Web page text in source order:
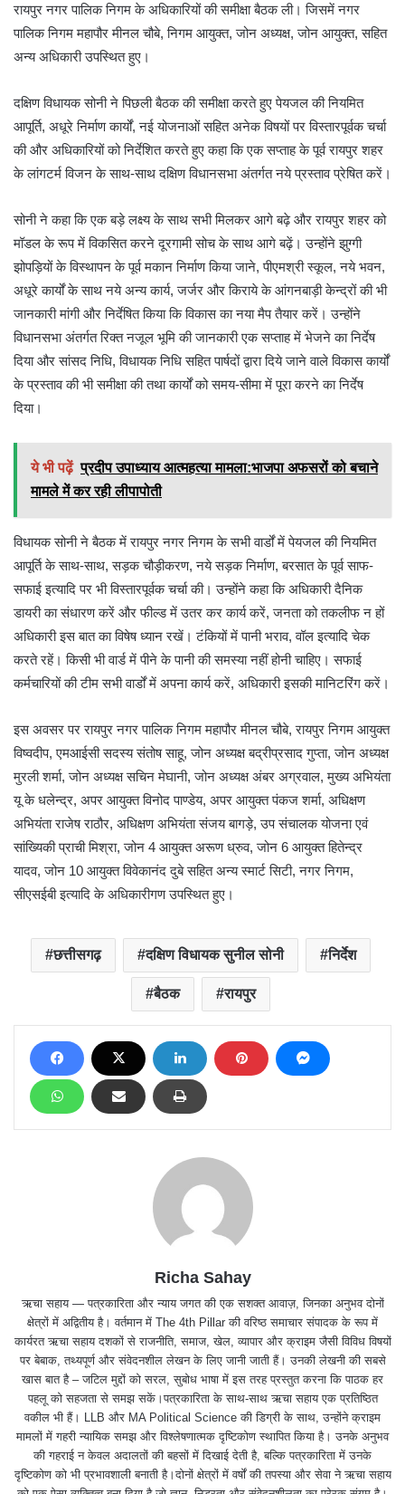
रायपुर नगर पालिक निगम के अधिकारियों की समीक्षा बैठक ली। जिसमें नगर
पालिक निगम महापौर मीनल चौबे, निगम आयुक्त, जोन अध्यक्ष, जोन आयुक्त, सहित
अन्य अधिकारी उपस्थित हुए।
दक्षिण विधायक सोनी ने पिछली बैठक की समीक्षा करते हुए पेयजल की नियमित
आपूर्ति, अधूरे निर्माण कार्यों, नई योजनाओं सहित अनेक विषयों पर विस्तारपूर्वक चर्चा
की और अधिकारियों को निर्देशित करते हुए कहा कि एक सप्ताह के पूर्व रायपुर शहर
के लांगटर्म विजन के साथ-साथ दक्षिण विधानसभा अंतर्गत नये प्रस्ताव प्रेषित करें।
सोनी ने कहा कि एक बड़े लक्ष्य के साथ सभी मिलकर आगे बढ़े और रायपुर शहर को
मॉडल के रूप में विकसित करने दूरगामी सोच के साथ आगे बढ़ें। उन्होंने झुग्गी
झोपड़ियों के विस्थापन के पूर्व मकान निर्माण किया जाने, पीएमश्री स्कूल, नये भवन,
अधूरे कार्यों के साथ नये अन्य कार्य, जर्जर और किराये के आंगनबाड़ी केन्द्रों की भी
जानकारी मांगी और निर्देषित किया कि विकास का नया मैप तैयार करें। उन्होंने
विधानसभा अंतर्गत रिक्त नजूल भूमि की जानकारी एक सप्ताह में भेजने का निर्देष
दिया और सांसद निधि, विधायक निधि सहित पार्षदों द्वारा दिये जाने वाले विकास कार्यों
के प्रस्ताव की भी समीक्षा की तथा कार्यों को समय-सीमा में पूरा करने का निर्देष
दिया।
ये भी पढ़ें प्रदीप उपाध्याय आत्महत्या मामला:भाजपा अफसरों को बचाने
मामले में कर रही लीपापोती
विधायक सोनी ने बैठक में रायपुर नगर निगम के सभी वार्डों में पेयजल की नियमित
आपूर्ति के साथ-साथ, सड़क चौड़ीकरण, नये सड़क निर्माण, बरसात के पूर्व साफ-
सफाई इत्यादि पर भी विस्तारपूर्वक चर्चा की। उन्होंने कहा कि अधिकारी दैनिक
डायरी का संधारण करें और फील्ड में उतर कर कार्य करें, जनता को तकलीफ न हों
अधिकारी इस बात का विषेष ध्यान रखें। टंकियों में पानी भराव, वॉल इत्यादि चेक
करते रहें। किसी भी वार्ड में पीने के पानी की समस्या नहीं होनी चाहिए। सफाई
कर्मचारियों की टीम सभी वार्डों में अपना कार्य करें, अधिकारी इसकी मानिटरिंग करें।
इस अवसर पर रायपुर नगर पालिक निगम महापौर मीनल चौबे, रायपुर निगम आयुक्त
विष्वदीप, एमआईसी सदस्य संतोष साहू, जोन अध्यक्ष बद्रीप्रसाद गुप्ता, जोन अध्यक्ष
मुरली शर्मा, जोन अध्यक्ष सचिन मेघानी, जोन अध्यक्ष अंबर अग्रवाल, मुख्य अभियंता
यू के धलेन्द्र, अपर आयुक्त विनोद पाण्डेय, अपर आयुक्त पंकज शर्मा, अधिक्षण
अभियंता राजेष राठौर, अधिक्षण अभियंता संजय बागड़े, उप संचालक योजना एवं
सांख्यिकी प्राची मिश्रा, जोन 4 आयुक्त अरूण ध्रुव, जोन 6 आयुक्त हितेन्द्र
यादव, जोन 10 आयुक्त विवेकानंद दुबे सहित अन्य स्मार्ट सिटी, नगर निगम,
सीएसईबी इत्यादि के अधिकारीगण उपस्थित हुए।
छत्तीसगढ़ दक्षिण विधायक सुनील सोनी निर्देश
बैठक रायपुर
Richa Sahay
ऋचा सहाय — पत्रकारिता और न्याय जगत की एक सशक्त आवाज़, जिनका अनुभव दोनों
क्षेत्रों में अद्वितीय है। वर्तमान में The 4th Pillar की वरिष्ठ समाचार संपादक के रूप में
कार्यरत ऋचा सहाय दशकों से राजनीति, समाज, खेल, व्यापार और क्राइम जैसी विविध विषयों
पर बेबाक, तथ्यपूर्ण और संवेदनशील लेखन के लिए जानी जाती हैं। उनकी लेखनी की सबसे
खास बात है – जटिल मुद्दों को सरल, सुबोध भाषा में इस तरह प्रस्तुत करना कि पाठक हर
पहलू को सहजता से समझ सकें।पत्रकारिता के साथ-साथ ऋचा सहाय एक प्रतिष्ठित
वकील भी हैं। LLB और MA Political Science की डिग्री के साथ, उन्होंने क्राइम
मामलों में गहरी न्यायिक समझ और विश्लेषणात्मक दृष्टिकोण स्थापित किया है। उनके अनुभव
की गहराई न केवल अदालतों की बहसों में दिखाई देती है, बल्कि पत्रकारिता में उनके
दृष्टिकोण को भी प्रभावशाली बनाती है।दोनों क्षेत्रों में वर्षों की तपस्या और सेवा ने ऋचा सहाय